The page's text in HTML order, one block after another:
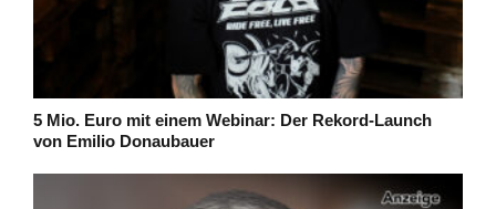
5 Mio. Euro mit einem Webinar: Der Rekord-Launch
von Emilio Donaubauer